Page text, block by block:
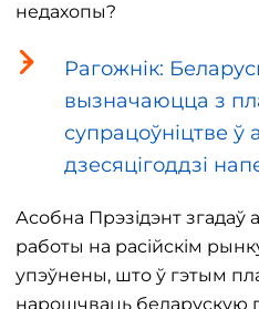
недахопы?
Рагожнік:
вызначаюцца з
супрацоўніцтве ў
дзесяцігоддзі
Асобна Прэзідэнт згадаў
работы на расійскім
упэўнены, што ў гэтым
нарошчваць беларускую